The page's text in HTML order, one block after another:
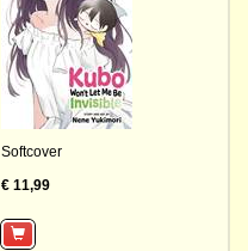
Softcover
€ 11,99